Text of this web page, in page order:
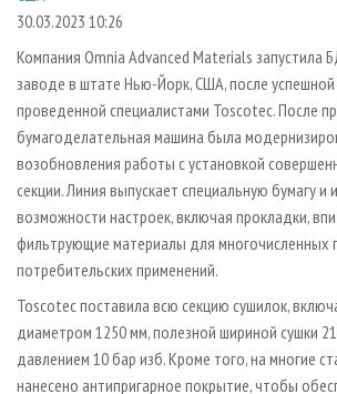
СУШКА ДРЕВЕСИНЫ
ПРОИЗВОДСТВО ДРЕВЕСНЫХ ПЛИТ
ДЕРЕВЯННОЕ ДОМОСТРОЕНИЕ
ПРОИЗВОДСТВО МЕБЕЛИ
БИОЭНЕРГЕТИКА
ЦБП
ИНСТРУМЕНТ И МАТЕРИАЛЫ
ПЕРСОНЫ
МОБИЛЬНЫЕ ВЫСТАВКИ
ОФИЦИАЛЬНЫЕ ДЕЛЕГАЦИИ
ПРИОРИТЕТНЫЕ ИНВЕСТПРОЕКТЫ
RUSSIAN FORESTRY REVIEW
ГАЗЕТА ЛЕСПРОМФОРУМ
БИБЛИОТЕКА СПЕЦИАЛИСТА
КОНТАКТЫ
РЕКЛАМА
РЕКЛАМА НА САЙТЕ
30.03.2023 10:26
Компания Omnia Advanced Materials
заводе в штате Нью-Йорк, США, после успешной
проведенной специалистами Toscotec. После
бумагоделательная машина была
возобновления работы с установкой
секции. Линия выпускает специальную бумагу и
возможности настроек, включая прокладки,
фильтрующие материалы для многочисленных
потребительских применений.
Toscotec поставила всю секцию сушилок,
диаметром 1250 мм, полезной шириной сушки
давлением 10 бар изб. Кроме того, на многие
нанесено антипригарное покрытие, чтобы